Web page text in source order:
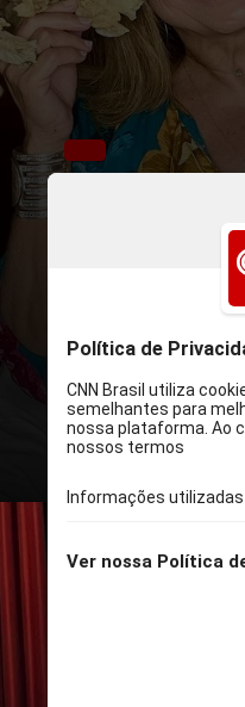
“Salve Jorge”,
explicou o